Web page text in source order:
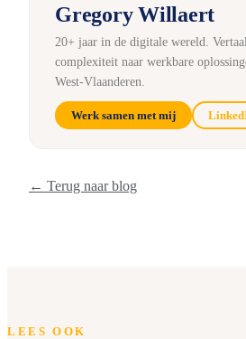
Gregory Willaert
20+ jaar in de digitale wereld.
complexiteit naar werkbare
West-Vlaanderen.
Werk samen met mij
← Terug naar blog
LEES OOK